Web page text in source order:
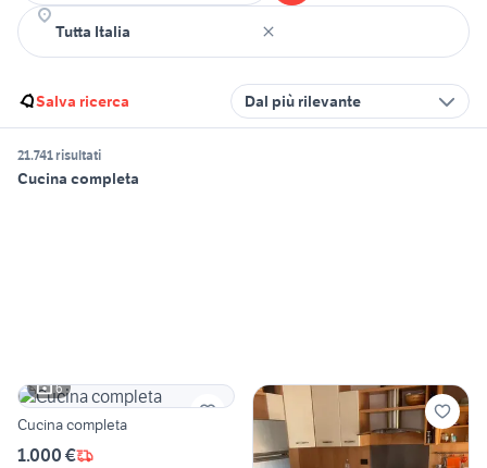
Salva ricerca Dal più rilevante
21.741 risultati
Cucina completa
6
Cucina completa
1.000 €